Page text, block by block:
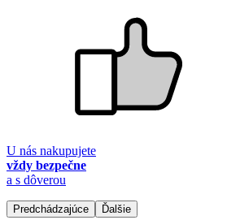
U nás nakupujete
vždy bezpečne
a s dôverou
Predchádzajúce Ďalšie